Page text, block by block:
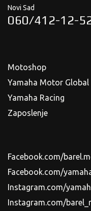
Novi Sad
060/412-12-
Motoshop
Yamaha Motor Global
Yamaha Racing
Zaposlenje
Facebook.com/
Facebook.com/
Instagram.com/
Instagram.com/